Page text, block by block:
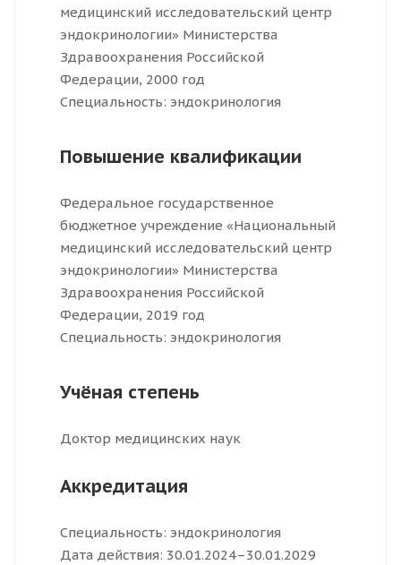
медицинский исследовательский центр
эндокринологии» Министерства
Здравоохранения Российской
Федерации, 2000 год
Специальность: эндокринология
Повышение квалификации
Федеральное государственное
бюджетное учреждение «Национальный
медицинский исследовательский центр
эндокринологии» Министерства
Здравоохранения Российской
Федерации, 2019 год
Специальность: эндокринология
Учёная степень
Доктор медицинских наук
Аккредитация
Специальность: эндокринология
Дата действия: 30.01.2024–30.01.2029